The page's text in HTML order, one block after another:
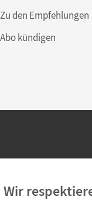
Zu den Empfehlungen
Abo kündigen
Wir